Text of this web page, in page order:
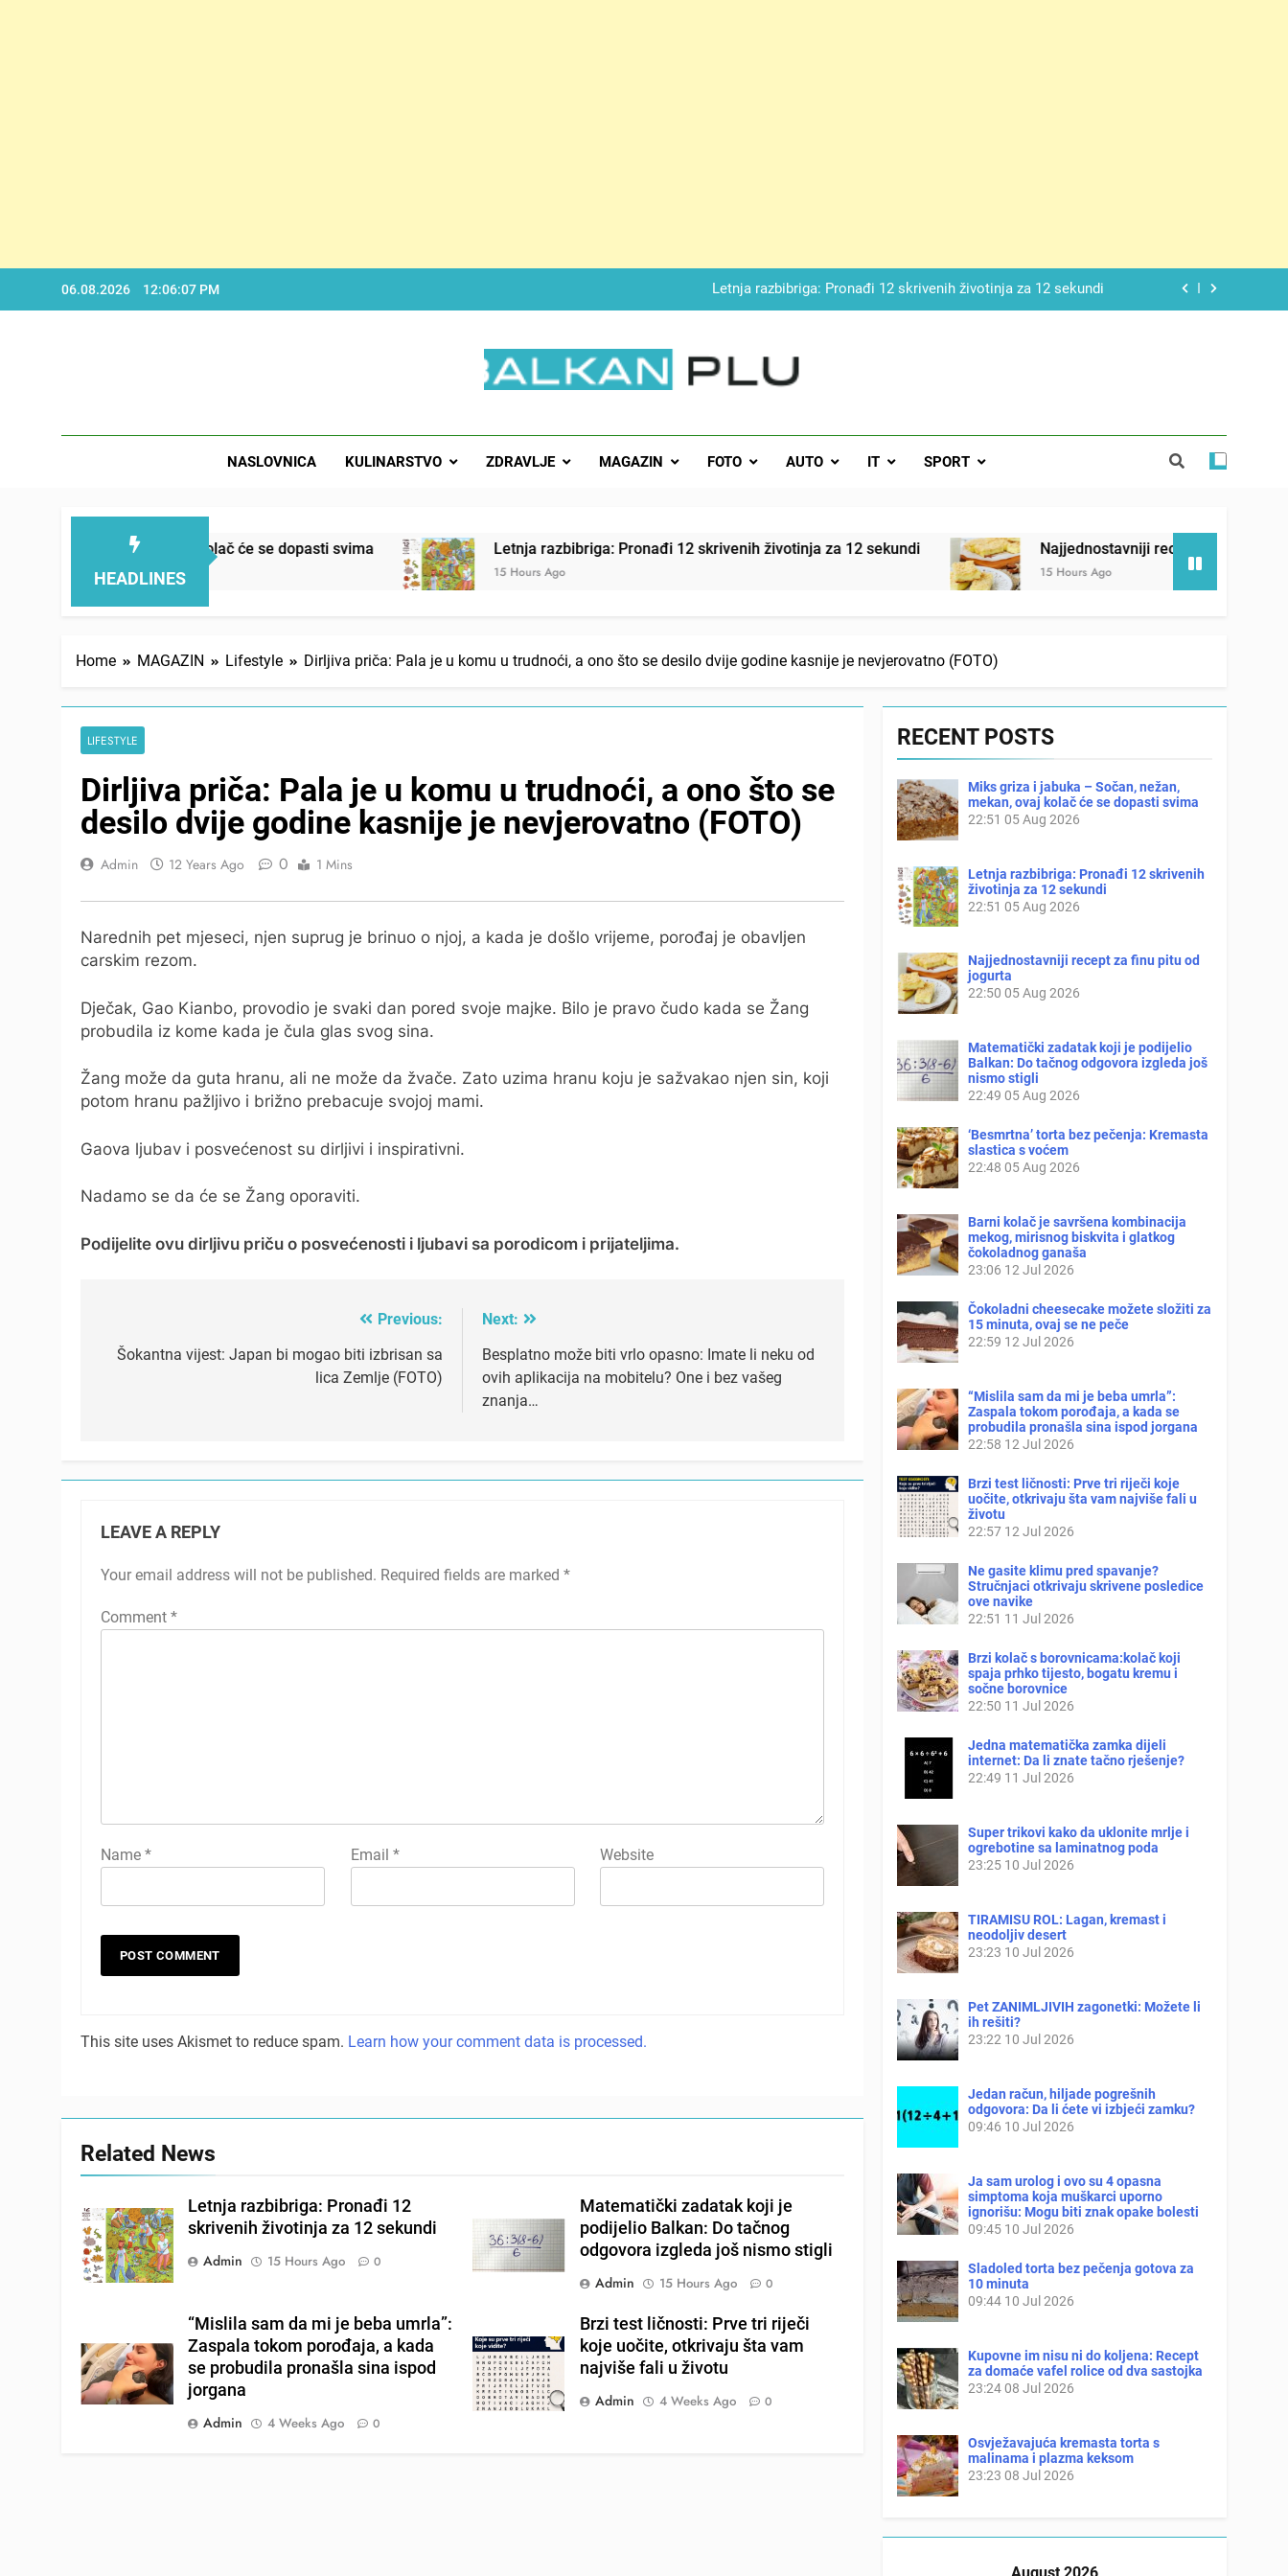
06.08.2026 12:06:08 PM Letnja razbibriga: Pronađi 12 skrivenih životinja za 12 sekundi
Matematički zadatak koji je podijelio Balkan: Do tačnog odgovora izgleda još nismo stigli
Letnja razbibriga: Pronađi 12 skrivenih životinja za 12 sekundi
Matematički zadatak koji je podijelio Balkan: Do tačnog odgovora izgleda još nismo stigli
NASLOVNICA KULINARSTVO ZDRAVLJE MAGAZIN FOTO AUTO IT SPORT
HEADLINES
mekan, ovaj kolač će se dopasti svima Letnja razbibriga: Pronađi 12 skrivenih životinja za 12 sekundi
15 Hours Ago
Najjednostavniji recept za finu pitu od jogurta
15 Hours Ago
Home MAGAZIN Lifestyle Dirljiva priča: Pala je u komu u trudnoći, a ono što se desilo dvije godine kasnije je nevjerovatno (FOTO)
LIFESTYLE
Dirljiva priča: Pala je u komu u trudnoći, a ono što se
desilo dvije godine kasnije je nevjerovatno (FOTO)
Admin 12 Years Ago 0 1 Mins
Narednih pet mjeseci, njen suprug je brinuo o njoj, a kada je došlo vrijeme, porođaj je obavljen
carskim rezom.
Dječak, Gao Kianbo, provodio je svaki dan pored svoje majke. Bilo je pravo čudo kada se Žang
probudila iz kome kada je čula glas svog sina.
Žang može da guta hranu, ali ne može da žvače. Zato uzima hranu koju je sažvakao njen sin, koji
potom hranu pažljivo i brižno prebacuje svojoj mami.
Gaova ljubav i posvećenost su dirljivi i inspirativni.
Nadamo se da će se Žang oporaviti.
Podijelite ovu dirljivu priču o posvećenosti i ljubavi sa porodicom i prijateljima.
navigation
Previous:
Šokantna vijest: Japan bi mogao biti izbrisan sa
lica Zemlje (FOTO)
Next:
Besplatno može biti vrlo opasno: Imate li neku od
ovih aplikacija na mobitelu? One i bez vašeg
znanja…
LEAVE A REPLY
Your email address will not be published. Required fields are marked *
Comment *
Name * Email * Website
This site uses Akismet to reduce spam. Learn how your comment data is processed.
Related News
Letnja razbibriga: Pronađi 12
skrivenih životinja za 12 sekundi
Admin
15 Hours Ago 0
Matematički zadatak koji je
podijelio Balkan: Do tačnog
odgovora izgleda još nismo stigli
Admin
15 Hours Ago 0
“Mislila sam da mi je beba umrla”:
Zaspala tokom porođaja, a kada
se probudila pronašla sina ispod
jorgana
Admin
4 Weeks Ago 0
Brzi test ličnosti: Prve tri riječi
koje uočite, otkrivaju šta vam
najviše fali u životu
Admin
4 Weeks Ago 0
RECENT POSTS
Miks griza i jabuka – Sočan, nežan,
mekan, ovaj kolač će se dopasti svima
22:51 05 Aug 2026
Letnja razbibriga: Pronađi 12 skrivenih
životinja za 12 sekundi
22:51 05 Aug 2026
Najjednostavniji recept za finu pitu od
jogurta
22:50 05 Aug 2026
Matematički zadatak koji je podijelio
Balkan: Do tačnog odgovora izgleda još
nismo stigli
22:49 05 Aug 2026
‘Besmrtna’ torta bez pečenja: Kremasta
slastica s voćem
22:48 05 Aug 2026
Barni kolač je savršena kombinacija
mekog, mirisnog biskvita i glatkog
čokoladnog ganaša
23:06 12 Jul 2026
Čokoladni cheesecake možete složiti za
15 minuta, ovaj se ne peče
22:59 12 Jul 2026
“Mislila sam da mi je beba umrla”:
Zaspala tokom porođaja, a kada se
probudila pronašla sina ispod jorgana
22:58 12 Jul 2026
Brzi test ličnosti: Prve tri riječi koje
uočite, otkrivaju šta vam najviše fali u
životu
22:57 12 Jul 2026
Ne gasite klimu pred spavanje?
Stručnjaci otkrivaju skrivene posledice
ove navike
22:51 11 Jul 2026
Brzi kolač s borovnicama:kolač koji
spaja prhko tijesto, bogatu kremu i
sočne borovnice
22:50 11 Jul 2026
Jedna matematička zamka dijeli
internet: Da li znate tačno rješenje?
22:49 11 Jul 2026
Super trikovi kako da uklonite mrlje i
ogrebotine sa laminatnog poda
23:25 10 Jul 2026
TIRAMISU ROL: Lagan, kremast i
neodoljiv desert
23:23 10 Jul 2026
Pet ZANIMLJIVIH zagonetki: Možete li
ih rešiti?
23:22 10 Jul 2026
Jedan račun, hiljade pogrešnih
odgovora: Da li ćete vi izbjeći zamku?
09:46 10 Jul 2026
Ja sam urolog i ovo su 4 opasna
simptoma koja muškarci uporno
ignorišu: Mogu biti znak opake bolesti
09:45 10 Jul 2026
Sladoled torta bez pečenja gotova za
10 minuta
09:44 10 Jul 2026
Kupovne im nisu ni do koljena: Recept
za domaće vafel rolice od dva sastojka
23:24 08 Jul 2026
Osvježavajuća kremasta torta s
malinama i plazma keksom
23:23 08 Jul 2026